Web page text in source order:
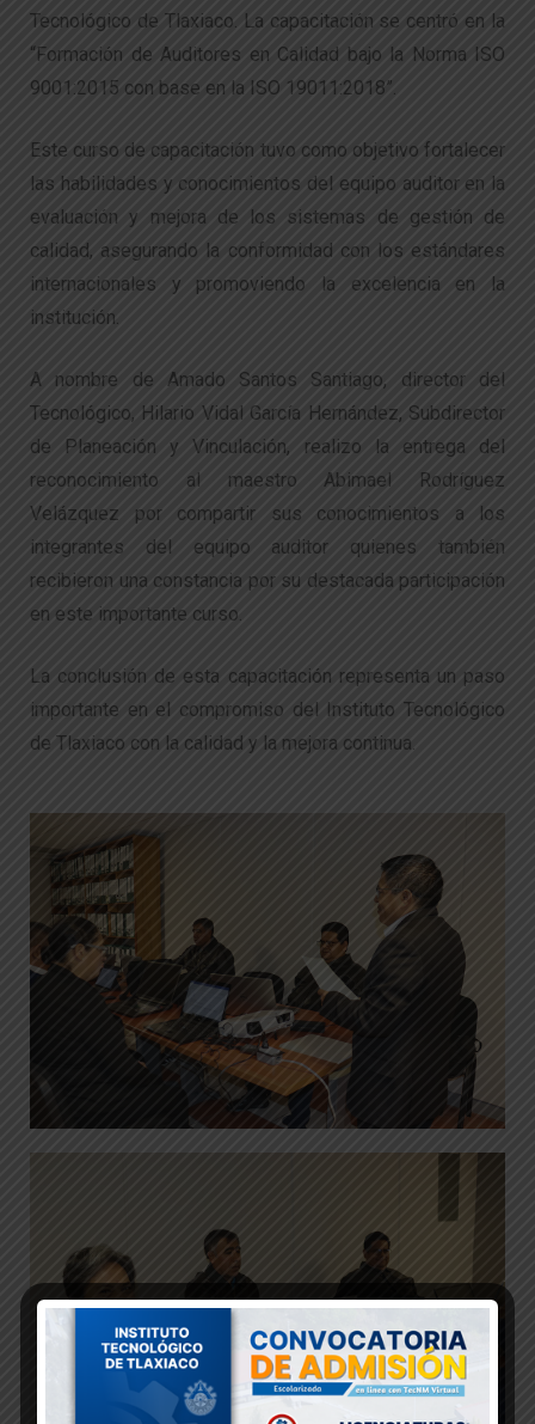
Tecnológico de Tlaxiaco. La capacitación se centró en la
“Formación de Auditores en Calidad bajo la Norma ISO
9001:2015 con base en la ISO 19011:2018”.
Este curso de capacitación tuvo como objetivo fortalecer
las habilidades y conocimientos del equipo auditor en la
evaluación y mejora de los sistemas de gestión de
calidad, asegurando la conformidad con los estándares
internacionales y promoviendo la excelencia en la
institución.
A nombre de Amado Santos Santiago, director del
Tecnológico, Hilario Vidal García Hernández, Subdirector
de Planeación y Vinculación, realizo la entrega del
reconocimiento al maestro Abimael Rodríguez
Velázquez por compartir sus conocimientos a los
integrantes del equipo auditor quienes también
recibieron una constancia por su destacada participación
en este importante curso.
La conclusión de esta capacitación representa un paso
importante en el compromiso del Instituto Tecnológico
de Tlaxiaco con la calidad y la mejora continua.